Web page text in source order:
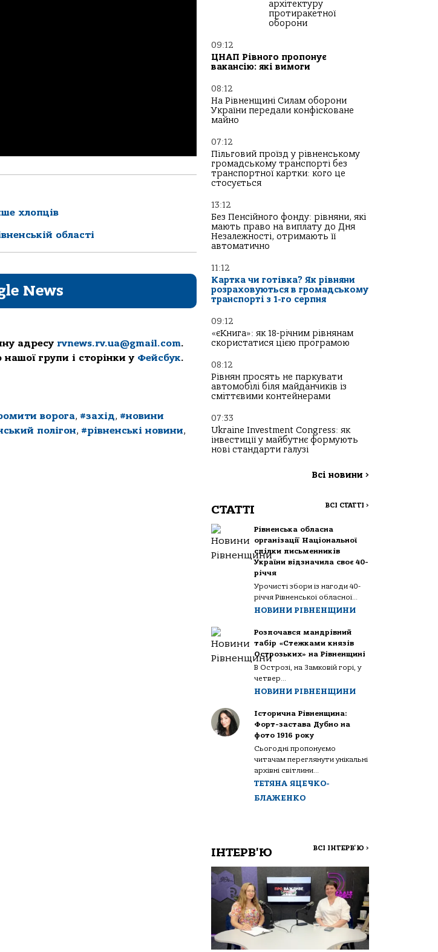
хлопців
області
News
адресу rvnews.rv.ua@gmail.com.
групи і сторінки у Фейсбук.
ворога, #захід, #новини
полігон, #рівненські новини,
архітектуру
протиракетної
оборони
09:12
ЦНАП Рівного пропонує
вакансію: які вимоги
08:12
На Рівненщині Силам оборони
України передали конфісковане
майно
07:12
Пільговий проїзд у рівненському
громадському транспорті без
транспортної картки: кого це
стосується
13:12
Без Пенсійного фонду: рівняни, які
мають право на виплату до Дня
Незалежності, отримають її
автоматично
11:12
Картка чи готівка? Як рівняни
розраховуються в громадському
транспорті з 1-го серпня
09:12
«єКнига»: як 18-річним рівнянам
скористатися цією програмою
08:12
Рівнян просять не паркувати
автомобілі біля майданчиків із
сміттєвими контейнерами
07:33
Ukraine Investment Congress: як
інвестиції у майбутнє формують
нові стандарти галузі
Всі новини >
СТАТТІ ВСІ СТАТТІ >
Рівненська обласна
організації Національної
спілки письменників
України відзначила своє 40-
річчя
Урочисті збори із нагоди 40-
річчя Рівненської обласної...
НОВИНИ РІВНЕНЩИНИ
Розпочався мандрівний
табір «Стежками князів
Острозьких» на Рівненщині
В Острозі, на Замковій горі, у
четвер...
НОВИНИ РІВНЕНЩИНИ
Історична Рівненщина:
Форт-застава Дубно на
фото 1916 року
Сьогодні пропонуємо
читачам переглянути унікальні
архівні світлини...
ТЕТЯНА ЯЦЕЧКО-
БЛАЖЕНКО
ІНТЕРВ'Ю ВСІ ІНТЕРВ'Ю >